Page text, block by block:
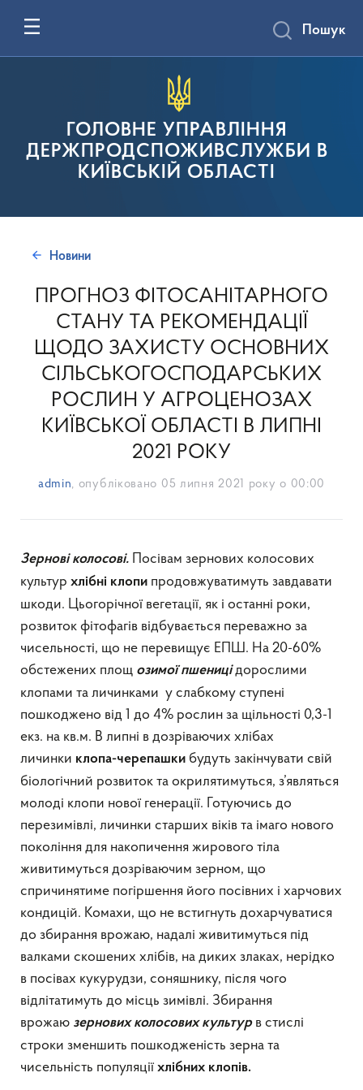
ГОЛОВНЕ УПРАВЛІННЯ
ДЕРЖПРОДСПОЖИВСЛУЖБИ В
КИЇВСЬКІЙ ОБЛАСТІ
Пошук
Новини
ПРОГНОЗ ФІТОСАНІТАРНОГО
СТАНУ ТА РЕКОМЕНДАЦІЇ
ЩОДО ЗАХИСТУ ОСНОВНИХ
СІЛЬСЬКОГОСПОДАРСЬКИХ
РОСЛИН У АГРОЦЕНОЗАХ
КИЇВСЬКОЇ ОБЛАСТІ В ЛИПНІ
2021 РОКУ
admin, опубліковано 05 липня 2021 року о 00:00
Зернові колосові. Посівам зернових колосових
культур хлібні клопи продовжуватимуть завдавати
шкоди. Цьогорічної вегетації, як і останні роки,
розвиток фітофагів відбувається переважно за
чисельності, що не перевищує ЕПШ. На 20-60%
обстежених площ озимої пшеницідорослими
клопами та личинками у слабкому ступені
пошкоджено від 1 до 4% рослин за щільності 0,3-1
екз. на кв.м. В липні в дозріваючих хлібах
личинки клопа-черепашки будуть закінчувати свій
біологічний розвиток та окрилятимуться, з’являться
молоді клопи нової генерації. Готуючись до
перезимівлі, личинки старших віків та імаго нового
покоління для накопичення жирового тіла
живитимуться дозріваючим зерном, що
спричинятиме погіршення його посівних і харчових
кондицій. Комахи, що не встигнуть дохарчуватися
до збирання врожаю, надалі живитимуться під
валками скошених хлібів, на диких злаках, нерідко
в посівах кукурудзи, соняшнику, після чого
відлітатимуть до місць зимівлі. Збирання
врожаю зернових колосових культур в стислі
строки зменшить пошкодженість зерна та
чисельність популяції хлібних клопів.